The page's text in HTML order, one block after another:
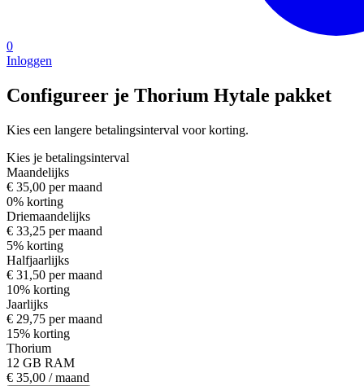
0
Inloggen
Configureer je Thorium Hytale pakket
Kies een langere betalingsinterval voor korting.
Kies je betalingsinterval
Maandelijks
€ 35,00 per maand
0% korting
Driemaandelijks
€ 33,25 per maand
5% korting
Halfjaarlijks
€ 31,50 per maand
10% korting
Jaarlijks
€ 29,75 per maand
15% korting
Thorium
12 GB RAM
€ 35,00 / maand